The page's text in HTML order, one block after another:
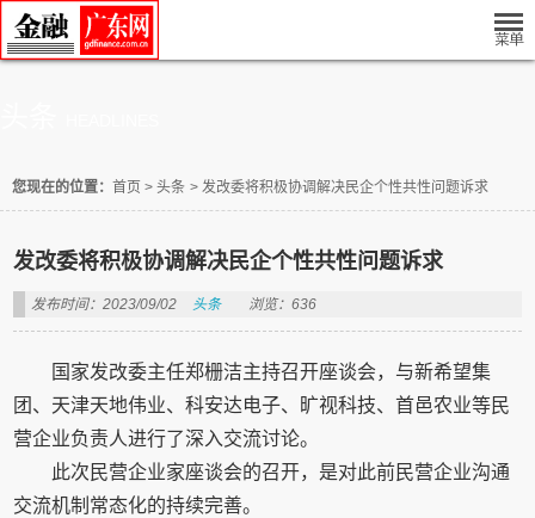
您现在的位置： 首页 > 头条 > 发改委将积极协调解决民企个性共性问题诉求
发改委将积极协调解决民企个性共性问题诉求
发布时间：2023/09/02 头条 浏览：636
国家发改委主任郑栅洁主持召开座谈会，与新希望集
团、天津天地伟业、科安达电子、旷视科技、首邑农业等民
营企业负责人进行了深入交流讨论。
此次民营企业家座谈会的召开，是对此前民营企业沟通
交流机制常态化的持续完善。